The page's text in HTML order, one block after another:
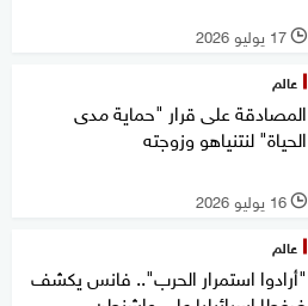
l 17 يوليو 2026
عالم
المصادقة على قرار "حماية مدى
الحياة" لنتنياهو وزوجته
l 16 يوليو 2026
عالم
"أرادوا استمرار الحرب".. فانس يكشف